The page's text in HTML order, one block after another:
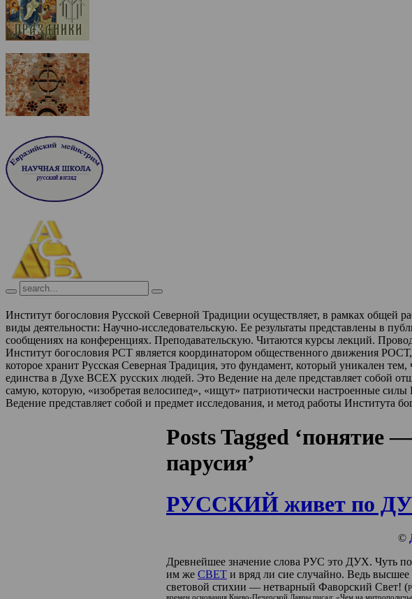
Институт богословия Русской Северной Традиции осуществляет, в рамках
виды деятельности: Научно-исследовательскую. Ее результаты представлены в
сообщениях на конференциях. Преподавательскую. Читаются курсы лекций.
Институт богословия РСТ является координатором общественного движения РОСТ,
которое хранит Русская Северная Традиция, это фундамент, который уникален
единства в Духе ВСЕХ русских людей. Это Ведение на деле представляет собой
самую, которую, «изобретая велосипед», «ищут» патриотически настроенные силы
Ведение представляет собой и предмет исследования, и метод работы Института
Posts Tagged ‘понятие —
парусия’
РУССКИЙ живет по
©
Древнейшее значение слова РУС это ДУХ. Чуть
им же СВЕТ и вряд ли сие случайно. Ведь высшее
световой стихии — нетварный Фаворский Свет! (
времен основания Киево-Печерской Лавры писал: «Чем на